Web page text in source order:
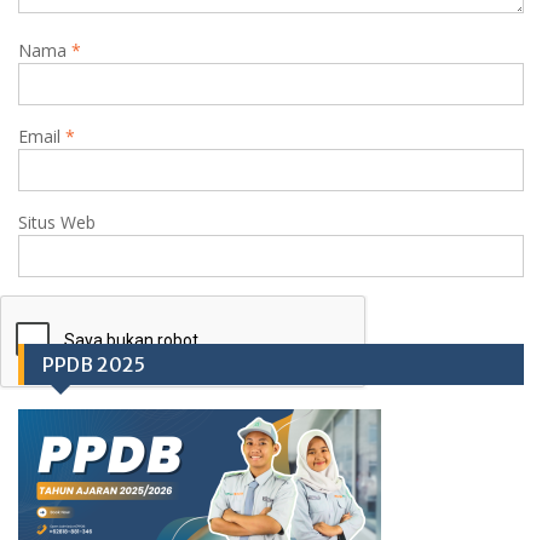
Nama *
Email *
Situs Web
PPDB 2025